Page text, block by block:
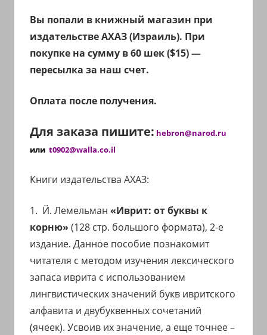
арамейском.
Поговорки
арабском,
Кулинарные
рецепты
новости
арабский
Вы попали в книжный магазин при
издательстве АХАЗ (Израиль). При
покупке на сумму в 60 шек ($15) —
пересылка за наш счет.
Оплата после получения.
Для заказа пишите: hebron@narod.ru
илиt0902@walla.co.il
Книги издательства АХАЗ:
1. Й. Лемельман «Иврит: от буквы к
корню» (128 стр. большого формата), 2-е
издание. Данное пособие познакомит
читателя с методом изучения лексического
запаса иврита с использованием
лингвистических значений букв ивритского
алфавита и двубуквенных сочетаний
(ячеек). Усвоив их значение, а еще точнее –